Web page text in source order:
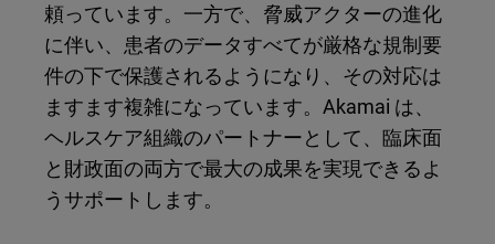
頼っています。一方で、脅威アクターの進化
に伴い、患者のデータすべてが厳格な規制要
件の下で保護されるようになり、その対応は
ますます複雑になっています。Akamai は、
ヘルスケア組織のパートナーとして、臨床面
と財政面の両方で最大の成果を実現できるよ
うサポートします。